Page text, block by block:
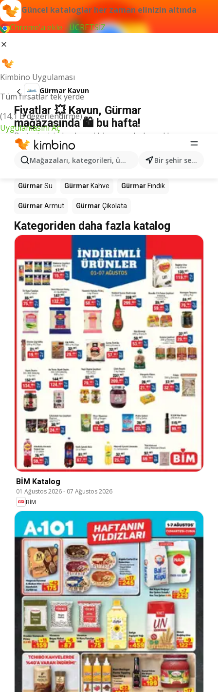
Güncel kataloglar her zaman elinizin altında
Chrome'a ekle - ÜCRETSİZ
Kimbino Uygulaması
Tüm fırsatlar tek yerde
(14,1 B değerlendirme)
Uygulamasını Aç
Mağazaları, kategorileri, ürünleri arayın... Bir şehir seçin
Gürmar Kavun
Fiyatlar 💥 Kavun, Gürmar
mağazasında 🛍️ bu hafta!
Bu terim için herhangi bir sonuç bulamadık.
Mağazalardaki diğer ürünler Gürmar
GürmarMango Gürmar Döner Gürmar Pizza
Gürmar Su Gürmar Kahve Gürmar Fındık
Gürmar Armut Gürmar Çikolata
Kategoriden daha fazla katalog
BİM Katalog
01 Ağustos 2026- 07 Ağustos 2026
BİM